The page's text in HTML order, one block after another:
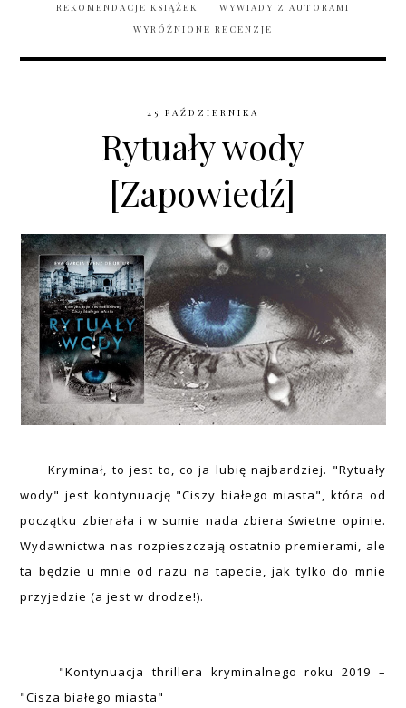
REKOMENDACJE KSIĄŻEK
WYWIADY Z AUTORAMI
WYRÓŻNIONE RECENZJE
25 PAŹDZIERNIKA
Rytuały wody
[Zapowiedź]
Kryminał, to jest to, co ja lubię najbardziej. "Rytuały
wody" jest kontynuację "Ciszy białego miasta", która od
początku zbierała i w sumie nada zbiera świetne opinie.
Wydawnictwa nas rozpieszczają ostatnio premierami, ale
ta będzie u mnie od razu na tapecie, jak tylko do mnie
przyjedzie (a jest w drodze!).
"Kontynuacja thrillera kryminalnego roku 2019 –
"Cisza białego miasta"